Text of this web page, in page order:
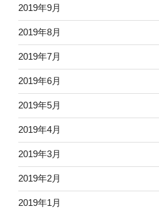
2019年9月
2019年8月
2019年7月
2019年6月
2019年5月
2019年4月
2019年3月
2019年2月
2019年1月